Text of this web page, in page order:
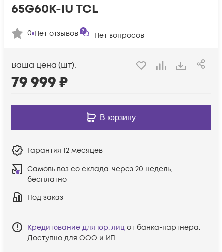
65G60K-IU TCL
0 Нет отзывов Нет вопросов
Ваша цена (шт):
79 999 ₽
В корзину
Гарантия 12 месяцев
Самовывоз со склада: через 20 недель,
бесплатно
Под заказ
Кредитование для юр. лиц от банка-партнёра.
Доступно для ООО и ИП